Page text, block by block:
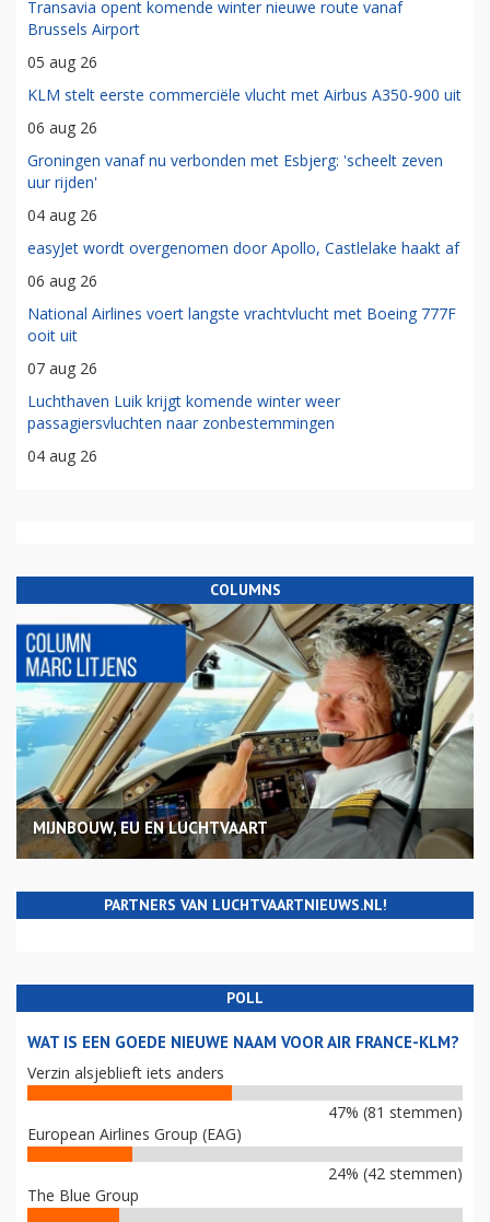
Transavia opent komende winter nieuwe route vanaf
Brussels Airport
05 aug 26
KLM stelt eerste commerciële vlucht met Airbus A350-900 uit
06 aug 26
Groningen vanaf nu verbonden met Esbjerg: 'scheelt zeven
uur rijden'
04 aug 26
easyJet wordt overgenomen door Apollo, Castlelake haakt af
06 aug 26
National Airlines voert langste vrachtvlucht met Boeing 777F
ooit uit
07 aug 26
Luchthaven Luik krijgt komende winter weer
passagiersvluchten naar zonbestemmingen
04 aug 26
COLUMNS
MIJNBOUW, EU EN LUCHTVAART
PARTNERS VAN LUCHTVAARTNIEUWS.NL!
POLL
WAT IS EEN GOEDE NIEUWE NAAM VOOR AIR FRANCE-KLM?
Verzin alsjeblieft iets anders
47% (81 stemmen)
European Airlines Group (EAG)
24% (42 stemmen)
The Blue Group